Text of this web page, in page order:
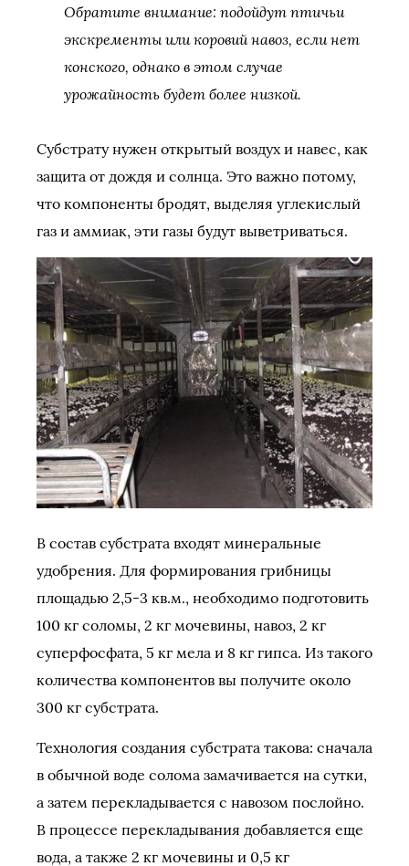
Обратите внимание: подойдут птичьи
экскременты или коровий навоз, если нет
конского, однако в этом случае
урожайность будет более низкой.
Субстрату нужен открытый воздух и навес, как
защита от дождя и солнца. Это важно потому,
что компоненты бродят, выделяя углекислый
газ и аммиак, эти газы будут выветриваться.
В состав субстрата входят минеральные
удобрения. Для формирования грибницы
площадью 2,5-3 кв.м., необходимо подготовить
100 кг соломы, 2 кг мочевины, навоз, 2 кг
суперфосфата, 5 кг мела и 8 кг гипса. Из такого
количества компонентов вы получите около
300 кг субстрата.
Технология создания субстрата такова: сначала
в обычной воде солома замачивается на сутки,
а затем перекладывается с навозом послойно.
В процессе перекладывания добавляется еще
вода, а также 2 кг мочевины и 0,5 кг